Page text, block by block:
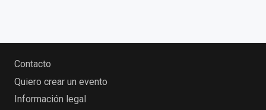
Contacto
Quiero crear un evento
Información legal